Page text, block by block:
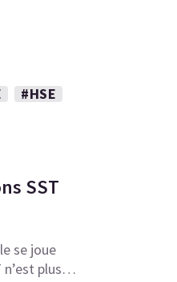
#HSE
SST
se joue
n’est plus…